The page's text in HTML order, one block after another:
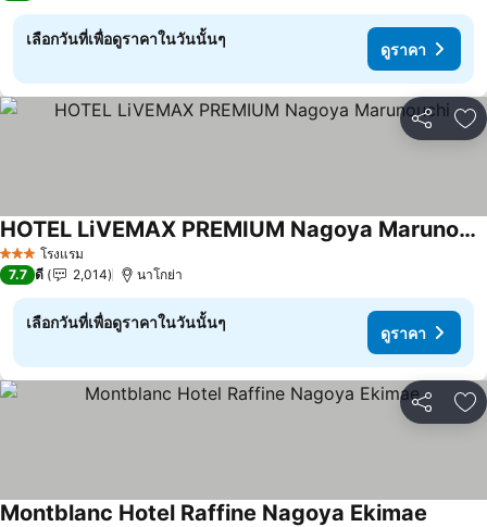
เลือกวันที่เพื่อดูราคาในวันนั้นๆ
ดูราคา
แชร์ เ
3 ดาว โรงแรม
HOTEL LiVEMAX PREMIUM Nagoya Marunouchi
ดูราคา
7.7 ดี 2,014 นาโกย่า
เลือกวันที่เพื่อดูราคาในวันนั้นๆ
ดูราคา
แชร์ เ
Montblanc Hotel Raffine Nagoya Ekimae